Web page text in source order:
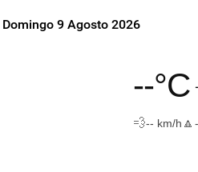
Domingo 9 Agosto 2026
--°C
💨-- km/h 🔼